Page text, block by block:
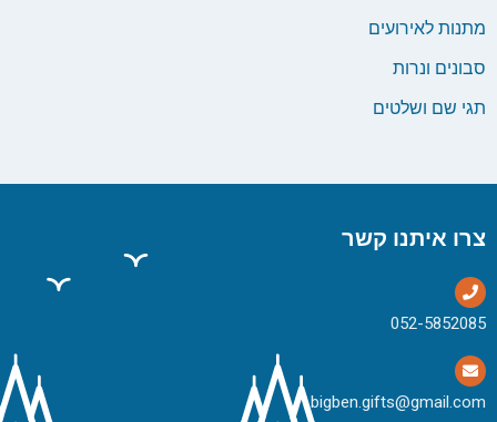
מתנות לאירועים
סבונים ונרות
תגי שם ושלטים
צרו איתנו קשר
bigben.gifts@gmail.com